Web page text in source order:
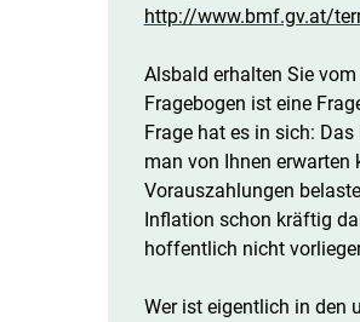
http://www.bmf.gv.at/
Alsbald erhalten Sie
Fragebogen ist eine
Frage hat es in sich:
man von Ihnen erwarten
Vorauszahlungen
Inflation schon kräftig
hoffentlich nicht
Wer ist eigentlich in den